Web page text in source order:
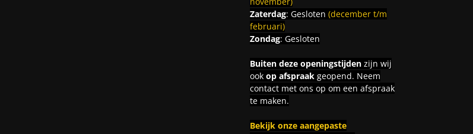
Zaterdag: Gesloten (december t/m
februari)
Zondag: Gesloten
Buiten deze openingstijdenzijn wij
ook op afspraakgeopend. Neem
contact met ons op om een afspraak
te maken.
Bekijk onze aangepaste